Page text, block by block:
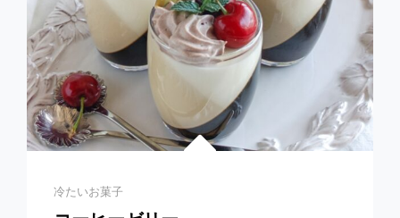
Categories
冷たいお菓子